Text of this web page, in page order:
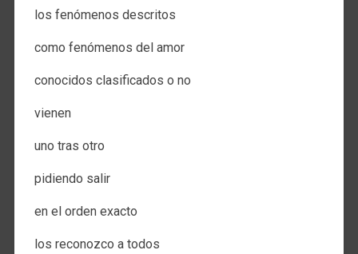
los fenómenos descritos
como fenómenos del amor
conocidos clasificados o no
vienen
uno tras otro
pidiendo salir
en el orden exacto
los reconozco a todos